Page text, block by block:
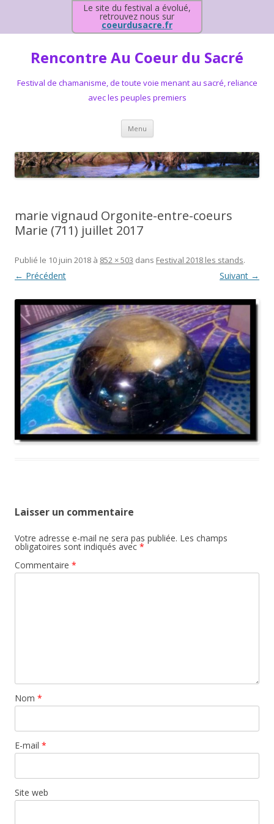
Le site du festival a évolué,
retrouvez nous sur
coeurdusacre.fr
Rencontre Au Coeur du Sacré
Festival de chamanisme, de toute voie menant au sacré, reliance
avec les peuples premiers
Menu Aller au contenu principal
marie vignaud Orgonite-entre-coeurs
Marie (711) juillet 2017
Publié le 10 juin 2018 à 852 × 503 dans Festival 2018 les stands.
← Précédent Suivant →
Laisser un commentaire
Votre adresse e-mail ne sera pas publiée. Les champs
obligatoires sont indiqués avec *
Commentaire *
Nom *
E-mail *
Site web